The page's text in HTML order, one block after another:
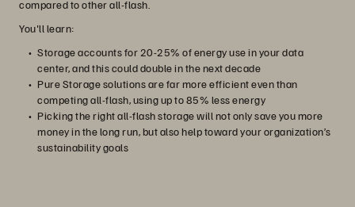
compared to other all-flash.
You'll learn:
Storage accounts for 20-25% of energy use in your data
center, and this could double in the next decade
Pure Storage solutions are far more efficient even than
competing all-flash, using up to 85% less energy
Picking the right all-flash storage will not only save you more
money in the long run, but also help toward your organization’s
sustainability goals